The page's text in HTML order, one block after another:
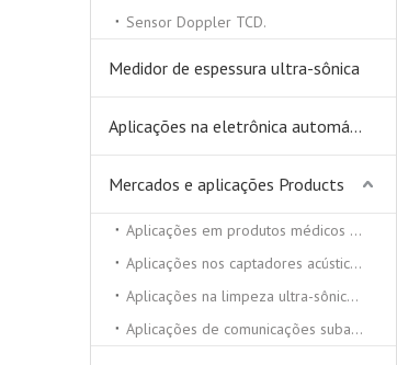
Sensor Doppler TCD.
Medidor de espessura ultra-sônica
Aplicações na eletrônica automática
Mercados e aplicações Products
Aplicações em produtos médicos e de beleza
Aplicações nos captadores acústicos
Aplicações na limpeza ultra-sônica e soldador ultra-sônico
Aplicações de comunicações subaquáticas